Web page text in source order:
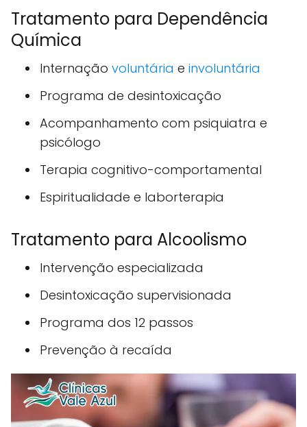
Tratamento para Dependência
Química
Internação voluntária e involuntária
Programa de desintoxicação
Acompanhamento com psiquiatra e
psicólogo
Terapia cognitivo-comportamental
Espiritualidade e laborterapia
Tratamento para Alcoolismo
Intervenção especializada
Desintoxicação supervisionada
Programa dos 12 passos
Prevenção à recaída